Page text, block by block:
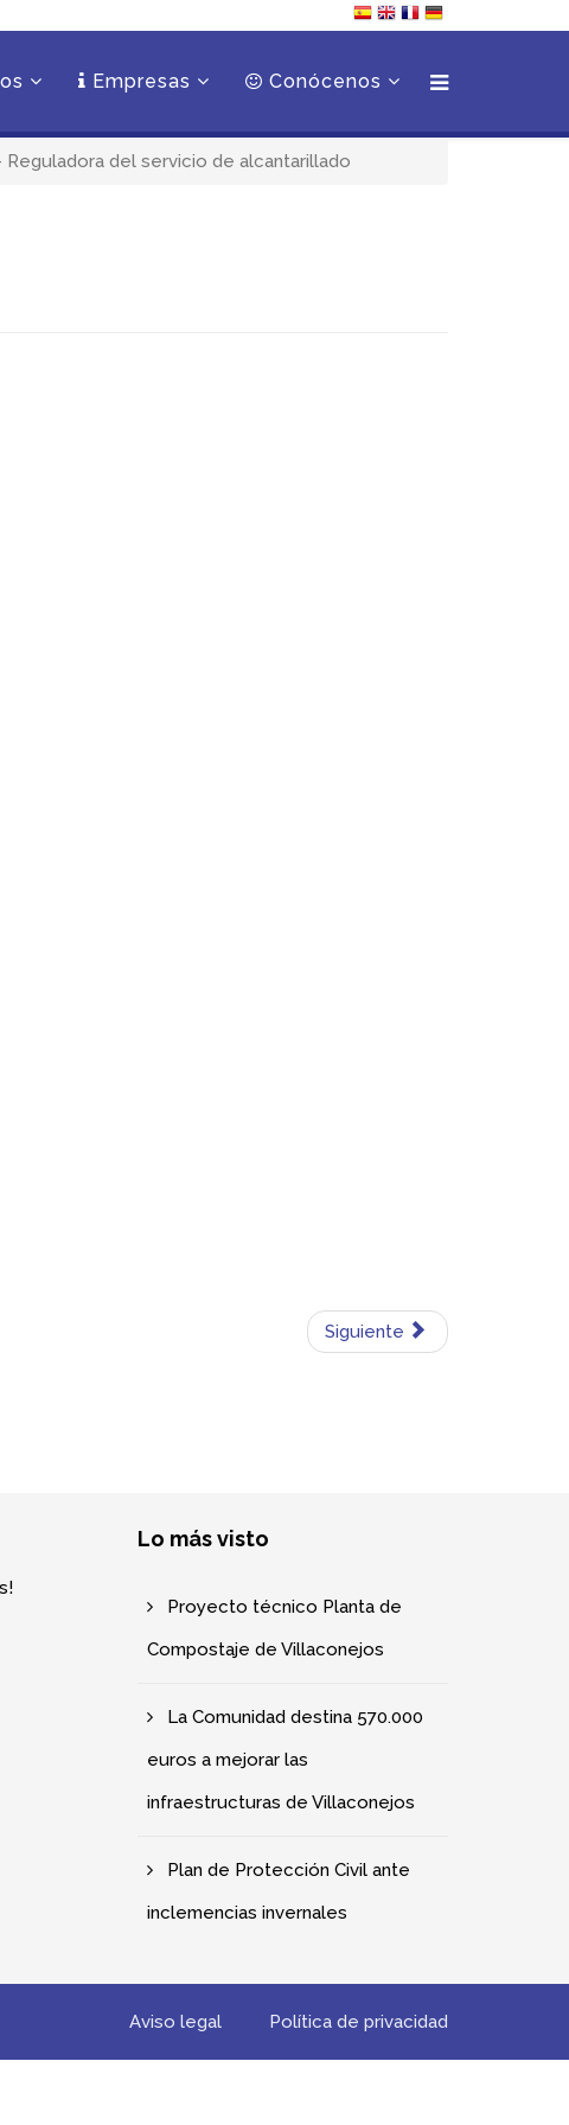
Empresas Conócenos
Reguladora del servicio de alcantarillado
Siguiente
Lo más visto
Proyecto técnico Planta de
Compostaje de Villaconejos
La Comunidad destina 570.000
euros a mejorar las
infraestructuras de Villaconejos
Plan de Protección Civil ante
inclemencias invernales
Aviso legal Política de privacidad